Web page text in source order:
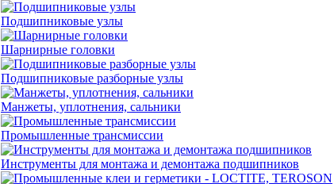
Подшипниковые узлы
Шарнирные головки
Подшипниковые разборные узлы
Манжеты, уплотнения, сальники
Промышленные трансмиссии
Инструменты для монтажа и демонтажа подшипников